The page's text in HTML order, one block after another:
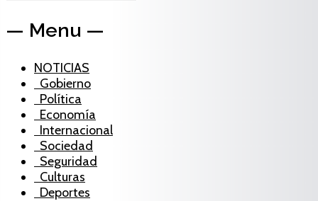
— Menu —
NOTICIAS
Gobierno
Política
Economía
Internacional
Sociedad
Seguridad
Culturas
Deportes